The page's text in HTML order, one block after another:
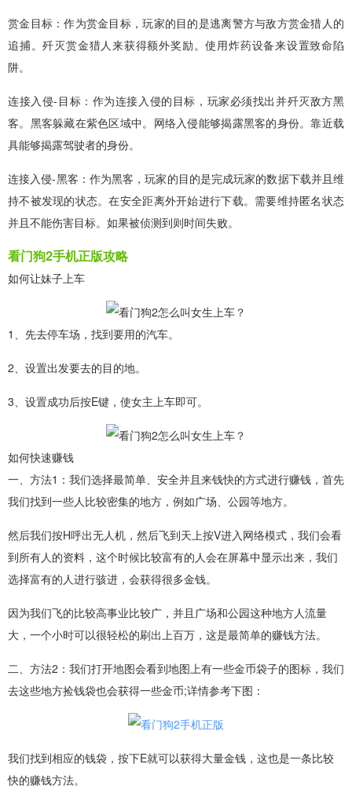
赏金目标：作为赏金目标，玩家的目的是逃离警方与敌方赏金猎人的
追捕。歼灭赏金猎人来获得额外奖励。使用炸药设备来设置致命陷
阱。
连接入侵-目标：作为连接入侵的目标，玩家必须找出并歼灭敌方黑
客。黑客躲藏在紫色区域中。网络入侵能够揭露黑客的身份。靠近载
具能够揭露驾驶者的身份。
连接入侵-黑客：作为黑客，玩家的目的是完成玩家的数据下载并且维
持不被发现的状态。在安全距离外开始进行下载。需要维持匿名状态
并且不能伤害目标。如果被侦测到则时间失败。
看门狗2手机正版攻略
如何让妹子上车
1、先去停车场，找到要用的汽车。
2、设置出发要去的目的地。
3、设置成功后按E键，使女主上车即可。
如何快速赚钱
一、方法1：我们选择最简单、安全并且来钱快的方式进行赚钱，首先
我们找到一些人比较密集的地方，例如广场、公园等地方。
然后我们按H呼出无人机，然后飞到天上按V进入网络模式，我们会看
到所有人的资料，这个时候比较富有的人会在屏幕中显示出来，我们
选择富有的人进行骇进，会获得很多金钱。
因为我们飞的比较高事业比较广，并且广场和公园这种地方人流量
大，一个小时可以很轻松的刷出上百万，这是最简单的赚钱方法。
二、方法2：我们打开地图会看到地图上有一些金币袋子的图标，我们
去这些地方捡钱袋也会获得一些金币;详情参考下图：
我们找到相应的钱袋，按下E就可以获得大量金钱，这也是一条比较
快的赚钱方法。